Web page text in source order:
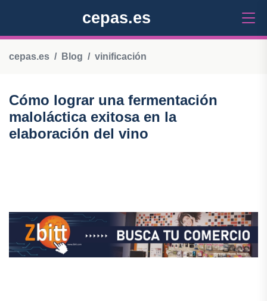
cepas.es
cepas.es Blog vinificación
Cómo lograr una fermentación
maloláctica exitosa en la
elaboración del vino